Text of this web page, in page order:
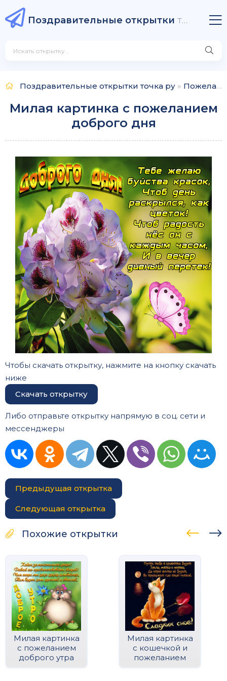
Поздравительные открытки точка ру
Поздравительные открытки точка ру » Пожелания
Милая картинка с пожеланием
доброго дня
Чтобы скачать открытку, нажмите на кнопку скачать
ниже
Скачать открытку
Либо отправьте открытку напрямую в соц. сети и
мессенджеры
Предыдущая открытка
Следующая открытка
Похожие открытки
Милая картинка
с пожеланием
доброго утра
Милая картинка
с кошечкой и
пожеланием